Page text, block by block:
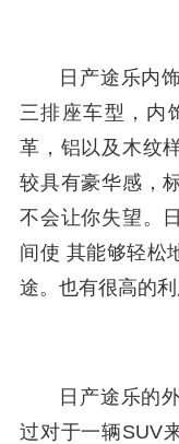
日产途乐内
三排座车型，内
革，铝以及木纹
较具有豪华感，
不会让你失望。
间使 其能够轻松
途。也有很高的利
日产途乐的
过对于一辆SUV